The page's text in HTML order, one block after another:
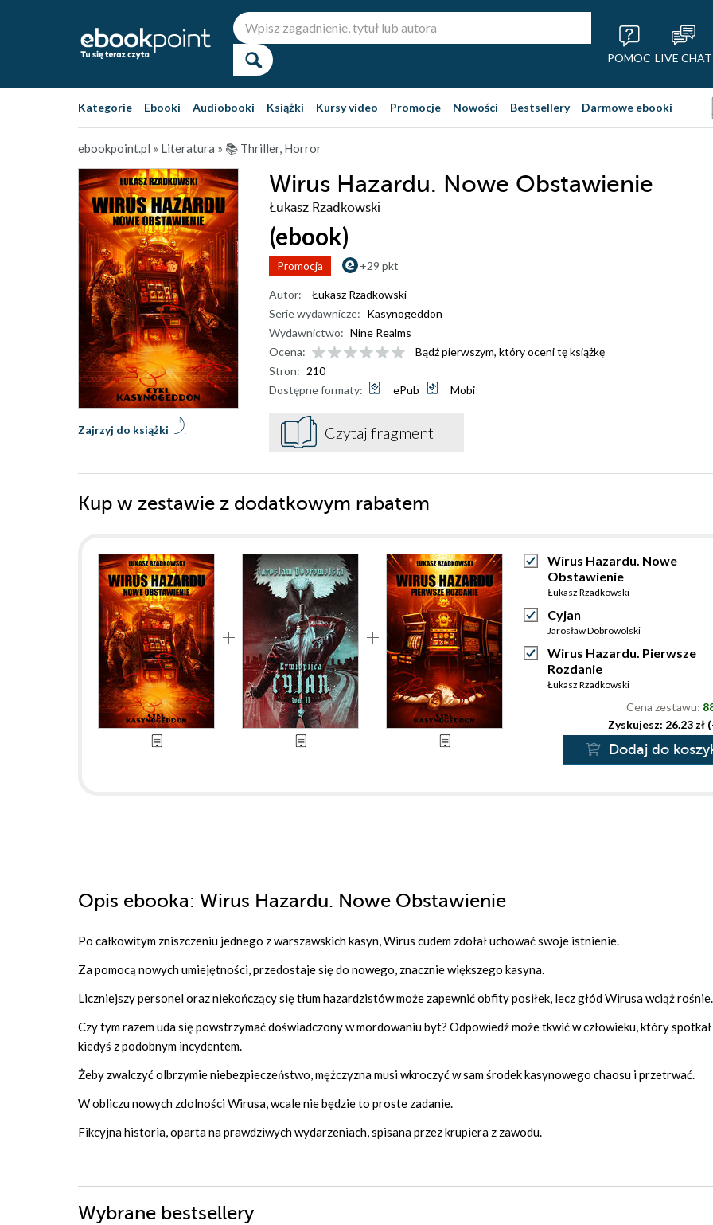
POMOC LIVE CHAT
Kategorie Ebooki Audiobooki Książki Kursy video Promocje Nowości Bestsellery Darmowe ebooki
ebookpoint.pl » Literatura » 📚 Thriller, Horror
Wirus Hazardu. Nowe Obstawienie
Łukasz Rzadkowski
(ebook)
Promocja +29 pkt
Zajrzyj do książki
Autor:
Łukasz Rzadkowski
Serie wydawnicze: Kasynogeddon
Wydawnictwo: Nine Realms
Ocena:
Bądź pierwszym, który oceni tę książkę
Stron: 210
Dostępne formaty:
ePub Mobi
Czytaj fragment
Kup w zestawie z dodatkowym rabatem
Wirus Hazardu. Nowe
Obstawienie
Łukasz Rzadkowski
Cyjan
Jarosław Dobrowolski
Wirus Hazardu. Pierwsze
Rozdanie
Łukasz Rzadkowski
Cena zestawu:
Zyskujesz: 26.23 zł
Dodaj do
Opis ebooka: Wirus Hazardu. Nowe Obstawienie
Po całkowitym zniszczeniu jednego z warszawskich kasyn, Wirus cudem zdołał uchować swoje istnienie.
Za pomocą nowych umiejętności, przedostaje się do nowego, znacznie większego kasyna.
Liczniejszy personel oraz niekończący się tłum hazardzistów może zapewnić obfity posiłek, lecz głód Wirusa wciąż rośnie.
Czy tym razem uda się powstrzymać doświadczony w mordowaniu byt? Odpowiedź może tkwić w człowieku, który
kiedyś z podobnym incydentem.
Żeby zwalczyć olbrzymie niebezpieczeństwo, mężczyzna musi wkroczyć w sam środek kasynowego chaosu i przetrwać.
W obliczu nowych zdolności Wirusa, wcale nie będzie to proste zadanie.
Fikcyjna historia, oparta na prawdziwych wydarzeniach, spisana przez krupiera z zawodu.
Wybrane bestsellery